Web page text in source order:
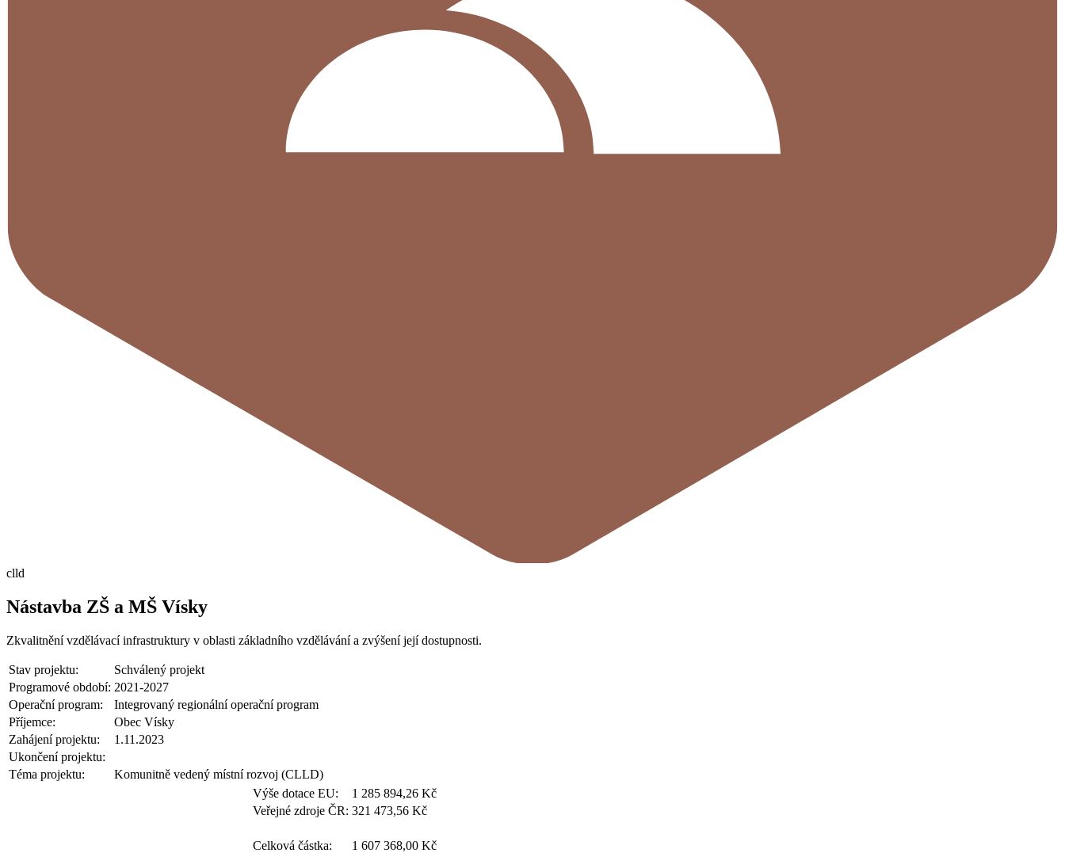
clld
Nástavba ZŠ a MŠ Vísky
Zkvalitnění vzdělávací infrastruktury v oblasti základního vzdělávání a zvýšení její dostupnosti.
Stav projektu:
Schválený projekt
Programové období: 2021-2027
Operační program:
Integrovaný regionální operační program
Příjemce:
Obec Vísky
Zahájení projektu:
1.11.2023
Ukončení projektu:
Téma projektu:
Komunitně vedený místní rozvoj (CLLD)
Výše dotace EU:
1 285 894,26 Kč
Veřejné zdroje ČR: 321 473,56 Kč
Celková částka: 1 607 368,00 Kč